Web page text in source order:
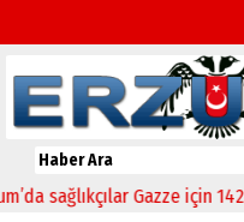
sağlıkçılar Gazze için 142.